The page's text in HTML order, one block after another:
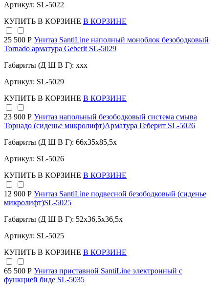
Артикул: SL-5022
КУПИТЬ В КОРЗИНЕ В КОРЗИНЕ
25 500 Р Унитаз SantiLine наполный моноблок безободковый
Tornado арматура Geberit SL-5029
Габариты (Д Ш В Г): xxx
Артикул: SL-5029
КУПИТЬ В КОРЗИНЕ В КОРЗИНЕ
23 900 Р Унитаз напольный безободковый система смыва
Торнадо (сиденье микролифт)Арматура Геберит SL-5026
Габариты (Д Ш В Г): 66x35x85,5x
Артикул: SL-5026
КУПИТЬ В КОРЗИНЕ В КОРЗИНЕ
12 900 Р Унитаз SantiLine подвесной безободковый (сиденье
микролифт)SL-5025
Габариты (Д Ш В Г): 52x36,5x36,5x
Артикул: SL-5025
КУПИТЬ В КОРЗИНЕ В КОРЗИНЕ
65 500 Р Унитаз приставной SantiLine электронный с
функцией биде SL-5035